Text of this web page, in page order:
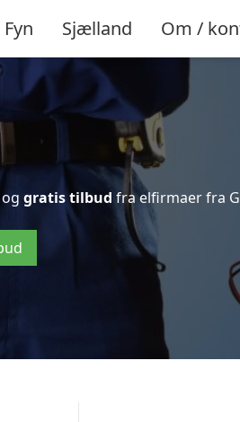
Fyn Sjælland Om /
gratis tilbud fra elfirmaer fra